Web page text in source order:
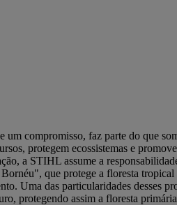
compromisso, faz parte do que
protegem ecossistemas e
a STIHL assume a
que protege a floresta
Uma das particularidades desses
protegendo assim a floresta